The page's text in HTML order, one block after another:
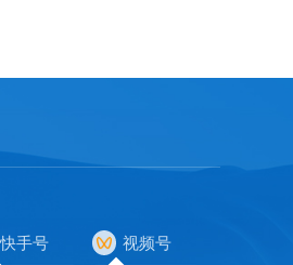
快手号 视频号